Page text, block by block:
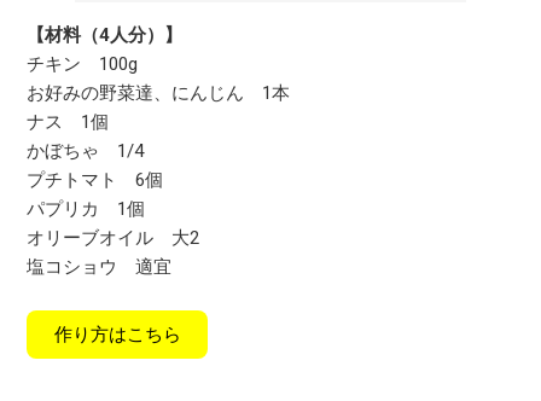
【材料（4人分）】
チキン 100g
お好みの野菜達、にんじん 1本
ナス 1個
かぼちゃ 1/4
プチトマト 6個
パプリカ 1個
オリーブオイル 大2
塩コショウ 適宜
作り方はこちら